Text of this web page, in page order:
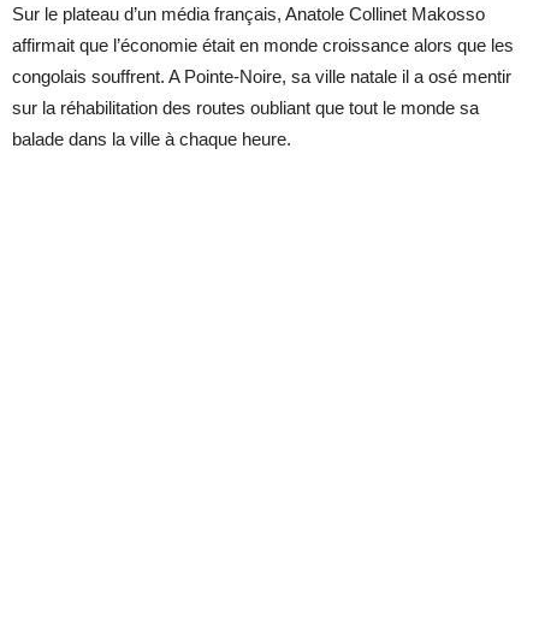
Sur le plateau d’un média français, Anatole Collinet Makosso
affirmait que l’économie était en monde croissance alors que les
congolais souffrent. A Pointe-Noire, sa ville natale il a osé mentir
sur la réhabilitation des routes oubliant que tout le monde sa
balade dans la ville à chaque heure.